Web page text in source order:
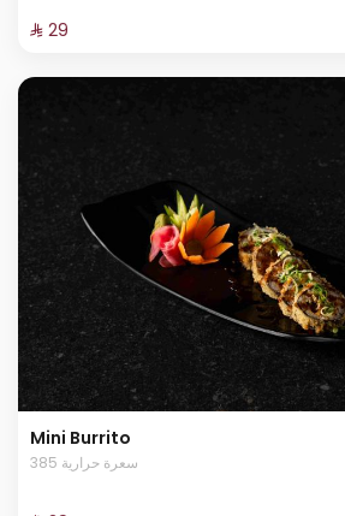
⁨⁦‪‬ 29⁩
Mini Burrito
385 سعرة حرارية